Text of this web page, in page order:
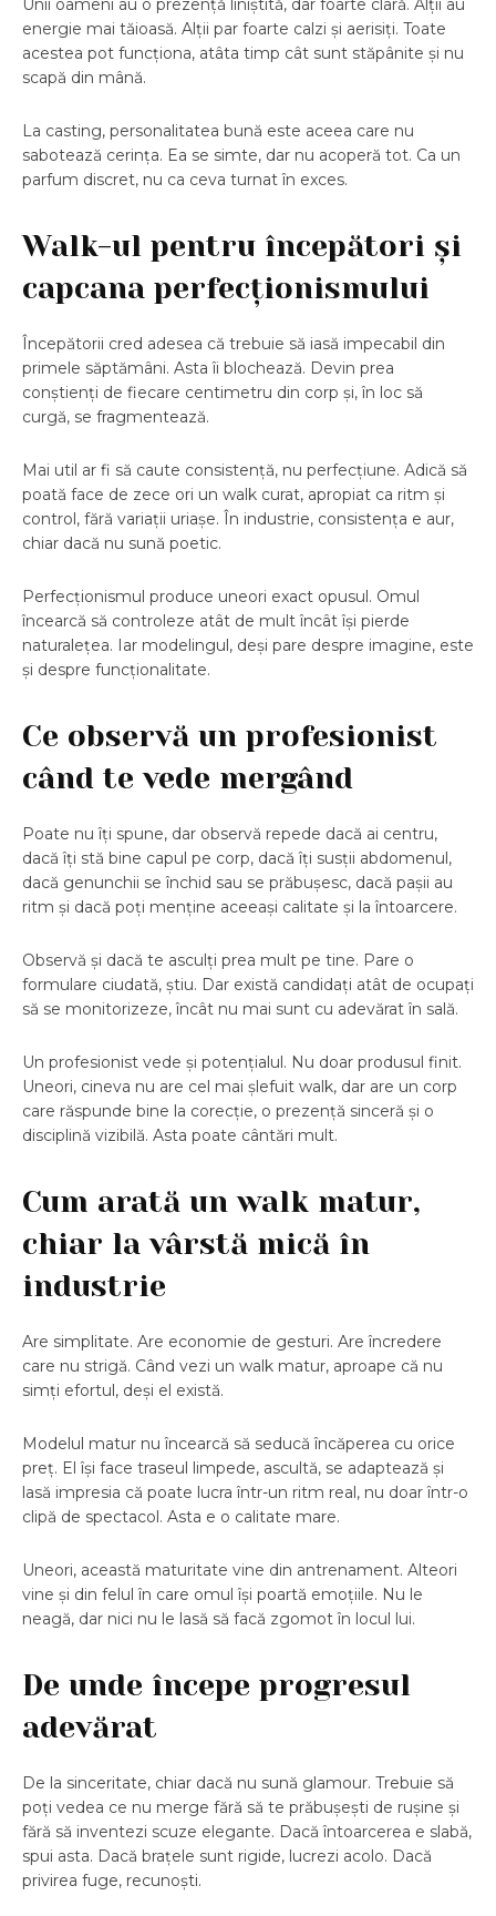
Unii oameni au o prezență liniștită, dar foarte clară. Alții au
energie mai tăioasă. Alții par foarte calzi și aerisiți. Toate
acestea pot funcționa, atâta timp cât sunt stăpânite și nu
scapă din mână.
La casting, personalitatea bună este aceea care nu
sabotează cerința. Ea se simte, dar nu acoperă tot. Ca un
parfum discret, nu ca ceva turnat în exces.
Walk-ul pentru începători și
capcana perfecționismului
Începătorii cred adesea că trebuie să iasă impecabil din
primele săptămâni. Asta îi blochează. Devin prea
conștienți de fiecare centimetru din corp și, în loc să
curgă, se fragmentează.
Mai util ar fi să caute consistență, nu perfecțiune. Adică să
poată face de zece ori un walk curat, apropiat ca ritm și
control, fără variații uriașe. În industrie, consistența e aur,
chiar dacă nu sună poetic.
Perfecționismul produce uneori exact opusul. Omul
încearcă să controleze atât de mult încât își pierde
naturalețea. Iar modelingul, deși pare despre imagine, este
și despre funcționalitate.
Ce observă un profesionist
când te vede mergând
Poate nu îți spune, dar observă repede dacă ai centru,
dacă îți stă bine capul pe corp, dacă îți susții abdomenul,
dacă genunchii se închid sau se prăbușesc, dacă pașii au
ritm și dacă poți menține aceeași calitate și la întoarcere.
Observă și dacă te asculți prea mult pe tine. Pare o
formulare ciudată, știu. Dar există candidați atât de ocupați
să se monitorizeze, încât nu mai sunt cu adevărat în sală.
Un profesionist vede și potențialul. Nu doar produsul finit.
Uneori, cineva nu are cel mai șlefuit walk, dar are un corp
care răspunde bine la corecție, o prezență sinceră și o
disciplină vizibilă. Asta poate cântări mult.
Cum arată un walk matur,
chiar la vârstă mică în
industrie
Are simplitate. Are economie de gesturi. Are încredere
care nu strigă. Când vezi un walk matur, aproape că nu
simți efortul, deși el există.
Modelul matur nu încearcă să seducă încăperea cu orice
preț. El își face traseul limpede, ascultă, se adaptează și
lasă impresia că poate lucra într-un ritm real, nu doar într-o
clipă de spectacol. Asta e o calitate mare.
Uneori, această maturitate vine din antrenament. Alteori
vine și din felul în care omul își poartă emoțiile. Nu le
neagă, dar nici nu le lasă să facă zgomot în locul lui.
De unde începe progresul
adevărat
De la sinceritate, chiar dacă nu sună glamour. Trebuie să
poți vedea ce nu merge fără să te prăbușești de rușine și
fără să inventezi scuze elegante. Dacă întoarcerea e slabă,
spui asta. Dacă brațele sunt rigide, lucrezi acolo. Dacă
privirea fuge, recunoști.